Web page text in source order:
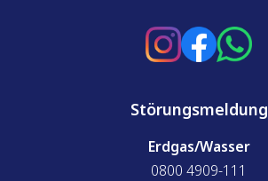
Störungsmeldung
Erdgas/Wasser
0800 4909-111